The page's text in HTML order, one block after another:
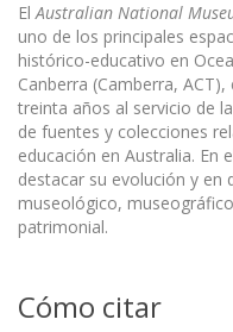
ElAustralian National
uno de los principales
histórico-educativo en
Canberra (Camberra,
treinta años al servicio de
de fuentes y colecciones
educación en Australia. En
destacar su evolución y en
museológico,
patrimonial.
Cómo citar